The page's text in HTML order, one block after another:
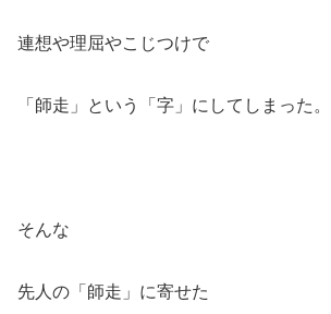
連想や理屈やこじつけで
「師走」という「字」にしてしまった。
そんな
先人の「師走」に寄せた